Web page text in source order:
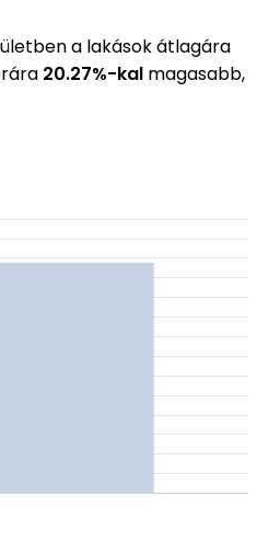
a lakások átlagára
20.27%-kal magasabb,